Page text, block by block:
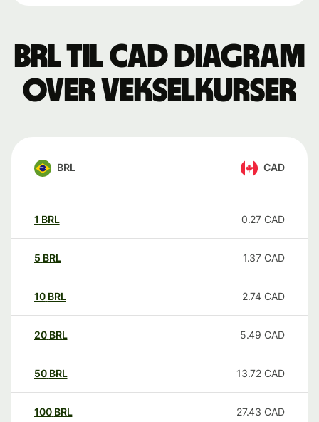
BRL til CAD Diagram
over vekselkurser
BRL CAD
1 BRL 0.27 CAD
5 BRL 1.37 CAD
10 BRL 2.74 CAD
20 BRL 5.49 CAD
50 BRL 13.72 CAD
100 BRL 27.43 CAD